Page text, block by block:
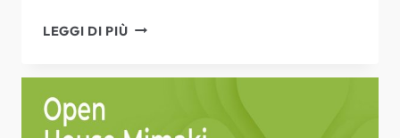
LEGGI DI PIÙMADRE
PELLE